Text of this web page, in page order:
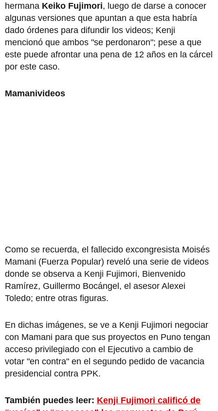
hermana Keiko Fujimori, luego de darse a conocer
algunas versiones que apuntan a que esta habría
dado órdenes para difundir los videos; Kenji
mencionó que ambos "se perdonaron"; pese a que
este puede afrontar una pena de 12 años en la cárcel
por este caso.
Mamanivideos
Como se recuerda, el fallecido excongresista Moisés
Mamani (Fuerza Popular) reveló una serie de videos
donde se observa a Kenji Fujimori, Bienvenido
Ramírez, Guillermo Bocángel, el asesor Alexei
Toledo; entre otras figuras.
En dichas imágenes, se ve a Kenji Fujimori negociar
con Mamani para que sus proyectos en Puno tengan
acceso privilegiado con el Ejecutivo a cambio de
votar "en contra" en el segundo pedido de vacancia
presidencial contra PPK.
También puedes leer: Kenji Fujimori calificó de